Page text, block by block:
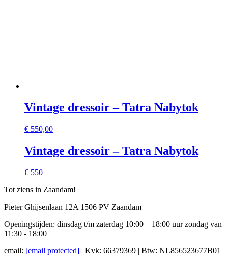
Vintage dressoir – Tatra Nabytok
€ 550,00
Vintage dressoir – Tatra Nabytok
€ 550
Tot ziens in Zaandam!
Pieter Ghijsenlaan 12A 1506 PV Zaandam
Openingstijden: dinsdag t/m zaterdag 10:00 – 18:00 uur zondag van
11:30 - 18:00
email: [email protected] | Kvk: 66379369 | Btw: NL856523677B01